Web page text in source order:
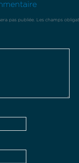
pas publiée. Les champs